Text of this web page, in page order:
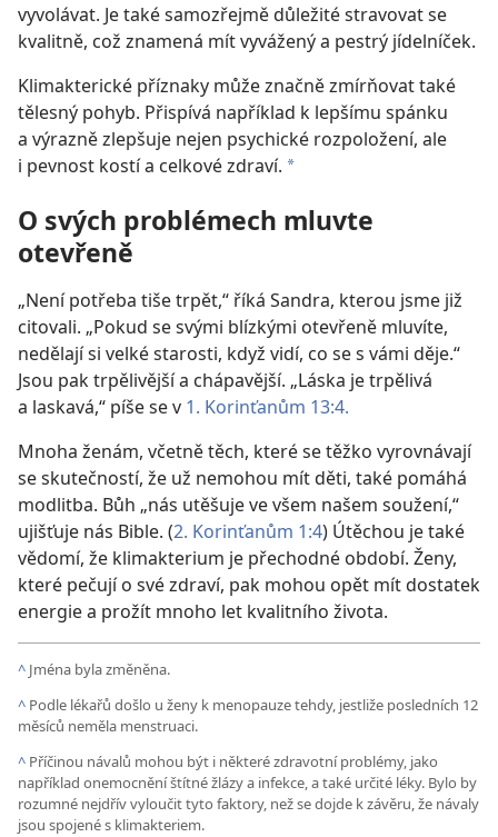
vyvolávat. Je také samozřejmě důležité stravovat se
kvalitně, což znamená mít vyvážený a pestrý jídelníček.
Klimakterické příznaky může značně zmírňovat také
tělesný pohyb. Přispívá například k lepšímu spánku
a výrazně zlepšuje nejen psychické rozpoložení, ale
i pevnost kostí a celkové zdraví. *
O svých problémech mluvte
otevřeně
„Není potřeba tiše trpět,“ říká Sandra, kterou jsme již
citovali. „Pokud se svými blízkými otevřeně mluvíte,
nedělají si velké starosti, když vidí, co se s vámi děje.“
Jsou pak trpělivější a chápavější. „Láska je trpělivá
a laskavá,“ píše se v 1. Korinťanům 13:4.
Mnoha ženám, včetně těch, které se těžko vyrovnávají
se skutečností, že už nemohou mít děti, také pomáhá
modlitba. Bůh „nás utěšuje ve všem našem soužení,“
ujišťuje nás Bible. (2. Korinťanům 1:4) Útěchou je také
vědomí, že klimakterium je přechodné období. Ženy,
které pečují o své zdraví, pak mohou opět mít dostatek
energie a prožít mnoho let kvalitního života.
^ Jména byla změněna.
^ Podle lékařů došlo u ženy k menopauze tehdy, jestliže posledních 12
měsíců neměla menstruaci.
^ Příčinou návalů mohou být i některé zdravotní problémy, jako
například onemocnění štítné žlázy a infekce, a také určité léky. Bylo by
rozumné nejdřív vyloučit tyto faktory, než se dojde k závěru, že návaly
jsou spojené s klimakteriem.